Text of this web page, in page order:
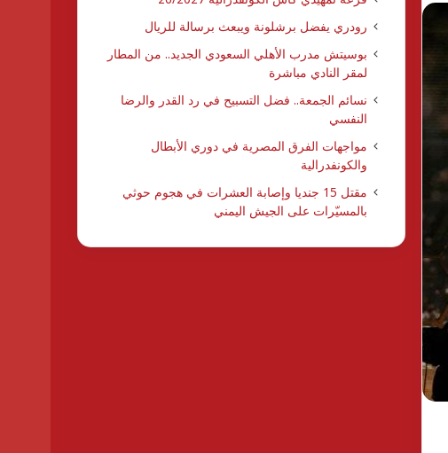
رودري يفضل برشلونة ويبعث برسالة للريال
بوسيتش مدرب الأهلي السعودي الجديد.. من المطار
لمقر النادي مباشرة
نسائم الجمعة.. فضل التسبيح في رد القدر والرضا
النفسي
مواجهات الفرق المصرية في دوري الأبطال
والكونفدرالية
مقتل 15 جنديا وإصابة العشرات في هجوم حوثي
بالمسيّرات على الجيش اليمني